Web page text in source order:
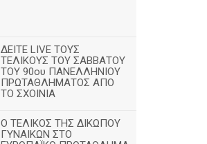
ΔΕΙΤΕ LIVE ΤΟΥΣ
ΤΕΛΙΚΟΥΣ ΤΟΥ ΣΑΒΒΑΤΟΥ
ΤΟΥ 90ου ΠΑΝΕΛΛΗΝΙΟΥ
ΠΡΩΤΑΘΛΗΜΑΤΟΣ ΑΠΟ
ΤΟ ΣΧΟΙΝΙΑ
Ο ΤΕΛΙΚΟΣ ΤΗΣ ΔΙΚΩΠΟΥ
ΓΥΝΑΙΚΩΝ ΣΤΟ